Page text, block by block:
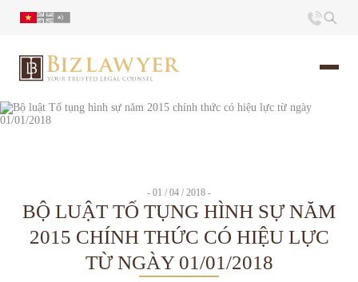
Trang chủ
Ấn phẩm
- 01 / 04 / 2018 -
BỘ LUẬT TỐ TỤNG HÌNH SỰ NĂM
2015 CHÍNH THỨC CÓ HIỆU LỰC
TỪ NGÀY 01/01/2018